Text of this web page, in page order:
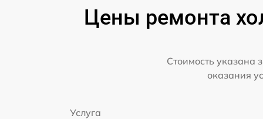
Цены ремонта
Стоимость указана
оказания
Услуга